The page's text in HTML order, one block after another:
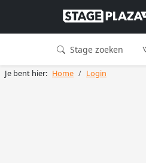
Stage zoeken
Je bent hier: Home Login